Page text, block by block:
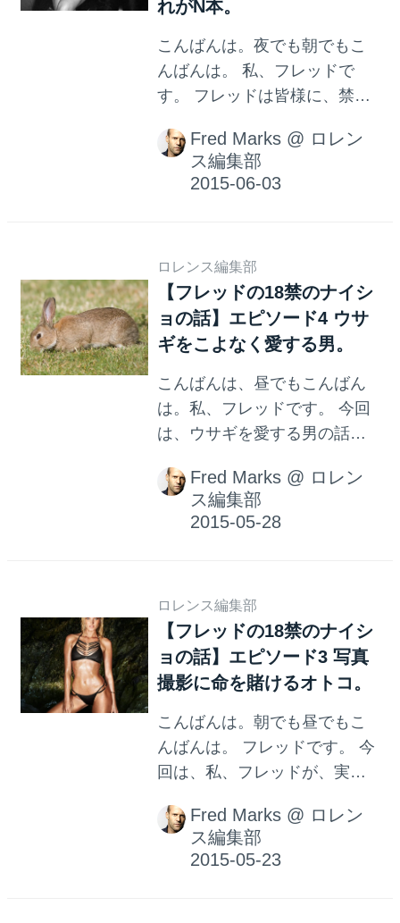
れがN本。
こんばんは。夜でも朝でもこ
んばんは。 私、フレッドで
す。 フレッドは皆様に、禁断
闇の気分を共有しようと常日
頃から、おかしな性癖の友人
との交流に金も時間も惜しみ
の朝、九州に出張で朝が早い
ため、ちょっと短めですが、
中身は濃いです。 私、フレッ
ドの友人、N本の話です。 N本
わけではないですが、自称モ
テ男です。彼の信条は、一度
でもセックスをした相手は二
度としない、というものでし
た。 みなさんはどうでしょ
う？？ 私、フレッドは、わり
は、「1万回...
Fred Marks @ ロレン
ス編集部
ロレンス編集部
【フレッドの18禁のナイシ
ョの話】エピソード4 ウサ
ギをこよなく愛する男。
こんばんは、昼でもこんばん
は。私、フレッドです。 今回
は、ウサギを愛する男の話を
も、二本足で立って歩きま
す。そう、いわゆるバニーガ
ールです。 バニーにあらずん
みに行くにもバニー、性欲の
対象もバニー、いつでもバニ
ー、私フレッド、という具合
にとっても徹底している男で
すが、Aとよく飲み歩いている
頃、「エスカイヤクラブ」と
いうバニーガールが接待して
くれる会員制のクラブによく
連れていかれました。 Aはこ
この会員で、私、フレッドに
Fred Marks @ ロレン
ス編集部
ロレンス編集部
【フレッドの18禁のナイシ
ョの話】エピソード3 写真
撮影に命を賭けるオトコ。
こんばんは。朝でも昼でもこ
んばんは。 フレッドです。 今
回は、私、フレッドが、実に
南アジアに出張したときの話
をしましょう。もうかれこれ
10年ほど前の話です。 その人
Fred Marks @ ロレン
ス編集部